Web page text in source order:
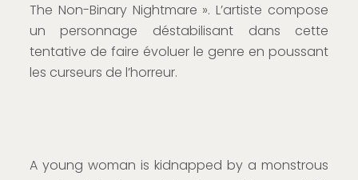
The Non-Binary Nightmare ». L’artiste compose
un personnage déstabilisant dans cette
tentative de faire évoluer le genre en poussant
les curseurs de l’horreur.
A young woman is kidnapped by a monstrous